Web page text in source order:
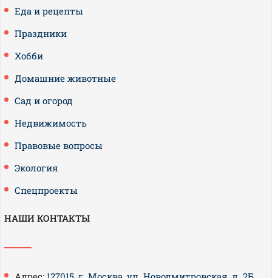
Еда и рецепты
Праздники
Хобби
Домашние животные
Сад и огород
Недвижимость
Правовые вопросы
Экология
Спецпроекты
НАШИ КОНТАКТЫ